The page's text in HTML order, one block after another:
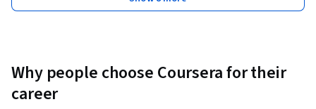
Why people choose Coursera for their
career